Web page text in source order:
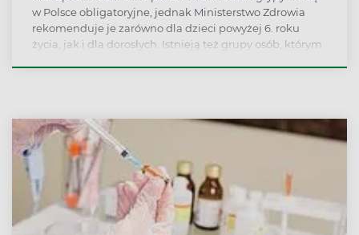
w Polsce obligatoryjne, jednak Ministerstwo Zdrowia
rekomenduje je zarówno dla dzieci powyżej 6. roku
życia, jak i dla dorosłych. Istnieją też grupy osób, którym